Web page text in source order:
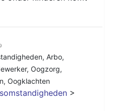
, Arbo,
, Oogzorg,
, Oogklachten
>